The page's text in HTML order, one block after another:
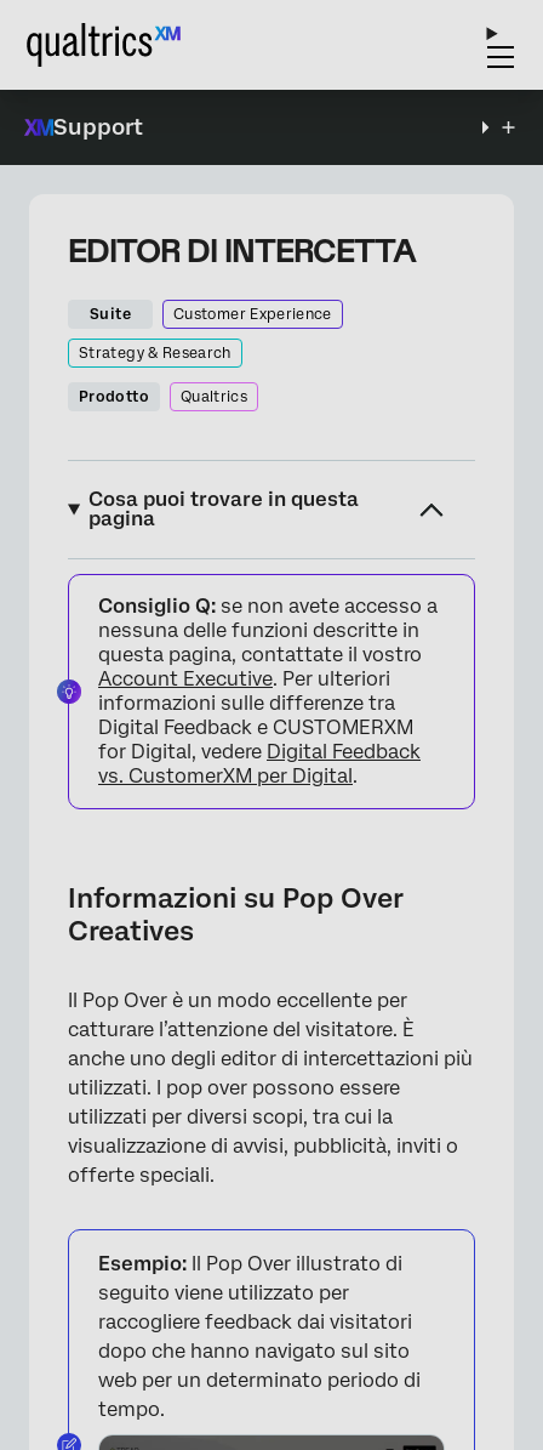
Support
EDITOR DI INTERCETTA
Suite Customer Experience
Strategy & Research
Prodotto Qualtrics
Cosa puoi trovare in questa
pagina
Informazioni su Pop Over Creatives
Come funziona
Considerazioni sul pop over
Opzioni dell’editor di intercetta
FAQs
Consiglio Q: se non avete accesso a
nessuna delle funzioni descritte in
questa pagina, contattate il vostro
Account Executive. Per ulteriori
informazioni sulle differenze tra
Digital Feedback e CUSTOMERXM
for Digital, vedere Digital Feedback
vs. CustomerXM per Digital.
Informazioni su Pop Over
Creatives
Il Pop Over è un modo eccellente per
catturare l’attenzione del visitatore. È
anche uno degli editor di intercettazioni più
utilizzati. I pop over possono essere
utilizzati per diversi scopi, tra cui la
visualizzazione di avvisi, pubblicità, inviti o
offerte speciali.
Esempio: Il Pop Over illustrato di
seguito viene utilizzato per
raccogliere feedback dai visitatori
dopo che hanno navigato sul sito
web per un determinato periodo di
tempo.